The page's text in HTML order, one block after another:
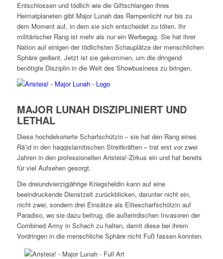
Entschlossen und tödlich wie die Giftschlangen ihres
Heimatplaneten gibt Major Lunah das Rampenlicht nur bis zu
dem Moment auf, in dem sie sich entscheidet zu töten. Ihr
militärischer Rang ist mehr als nur ein Werbegag. Sie hat ihrer
Nation auf einigen der tödlichsten Schauplätze der menschlichen
Sphäre gedient. Jetzt ist sie gekommen, um die dringend
benötigte Disziplin in die Welt des Showbusiness zu bringen.
MAJOR LUNAH DISZIPLINIERT UND
LETHAL
Diese hochdekorierte Scharfschützin – sie hat den Rang eines
Rā’id in den haqqislamitischen Streitkräften – trat erst vor zwei
Jahren in den professionellen Aristeia!-Zirkus ein und hat bereits
für viel Aufsehen gesorgt.
Die dreiundvierzigjährige Kriegsheldin kann auf eine
beeindruckende Dienstzeit zurückblicken, darunter nicht ein,
nicht zwei, sondern drei Einsätze als Elitescharfschützin auf
Paradiso, wo sie dazu beitrug, die außerirdischen Invasoren der
Combined Army in Schach zu halten, damit diese bei ihrem
Vordringen in die menschliche Sphäre nicht Fuß fassen konnten.